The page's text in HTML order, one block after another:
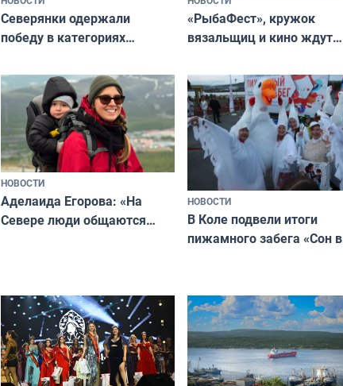
Северянки одержали
победу в категориях
«Мисс и Миссис Великая
Русь»
«РыбаФест», кружок
вязальщиц и кино ждут
НОВОСТИ
Аделаида Егорова: «На
Севере люди общаются
НОВОСТИ
В Коле подвели итоги
пижамного забега «Сон в